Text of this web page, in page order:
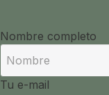
Nombre completo
Tu e-mail